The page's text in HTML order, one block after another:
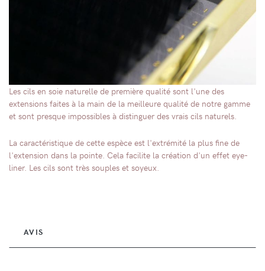
Les cils en soie naturelle de première qualité sont l'une des
extensions faites à la main de la meilleure qualité de notre gamme
et sont presque impossibles à distinguer des vrais cils naturels.
La caractéristique de cette espèce est l'extrémité la plus fine de
l'extension dans la pointe. Cela facilite la création d'un effet eye-
liner. Les cils sont très souples et soyeux.
AVIS